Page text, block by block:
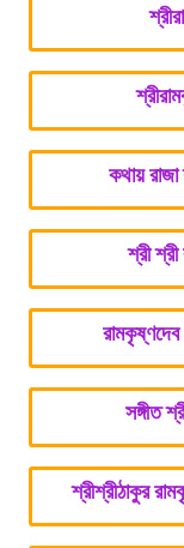
কথায়
শ্রী
রামকৃষ্ণদেব
সঙ্গীত
শ্রীশ্রীঠাকুর